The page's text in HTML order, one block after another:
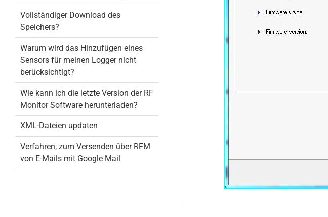
Vollständiger Download des
Speichers?
Warum wird das Hinzufügen eines
Sensors für meinen Logger nicht
berücksichtigt?
Wie kann ich die letzte Version der RF
Monitor Software herunterladen?
XML-Dateien updaten
Verfahren, zum Versenden über RFM
von E-Mails mit Google Mail